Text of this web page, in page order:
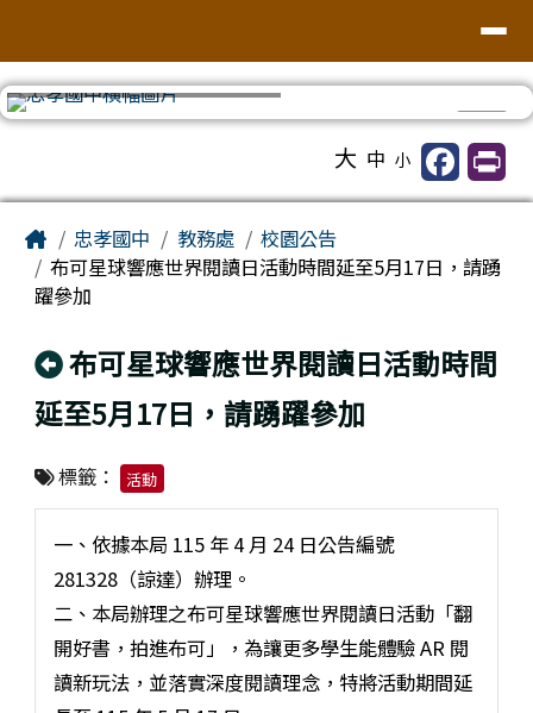
大 中 小
Home忠孝國中 教務處
校園公告
布可星球響應世界閱讀日活動時間延至5月17日，請踴
躍參加
回上頁
布可星球響應世界閱讀日活動時間
延至5月17日，請踴躍參加
標籤： 活動
一、依據本局 115 年 4 月 24 日公告編號
281328（諒達）辦理。
二、本局辦理之布可星球響應世界閱讀日活動「翻
開好書，拍進布可」，為讓更多學生能體驗 AR 閱
讀新玩法，並落實深度閱讀理念，特將活動期間延